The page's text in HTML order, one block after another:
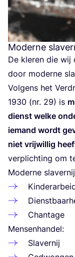
Moderne
De kle­ren die wij
door moder­ne
Vol­gens het
1930 (nr. 29) is
dienst wel­ke
iemand wordt
niet vrij­wil­lig
ver­plich­ting om
Moder­ne
Chan­ta­ge
Men­sen­han­del:
Sla­ver­nij